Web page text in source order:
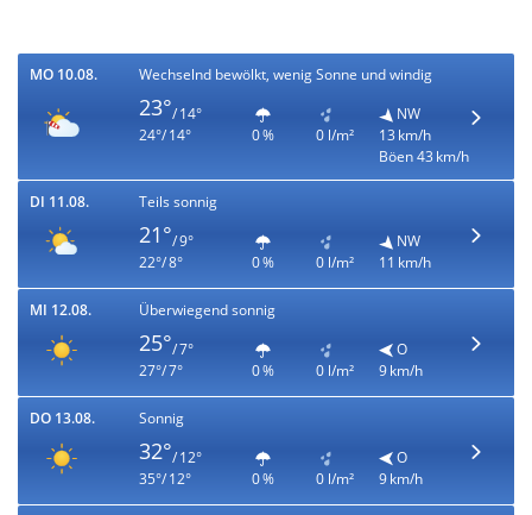
MO 10.08. Wechselnd bewölkt, wenig Sonne und windig
23°/ 14°
24°/ 14°
0 % 0 l/m²
NW
13 km/h
Böen 43 km/h
DI 11.08. Teils sonnig
21°/ 9°
22°/ 8°
0 % 0 l/m²
NW
11 km/h
MI 12.08. Überwiegend sonnig
25°/ 7°
27°/ 7°
0 % 0 l/m²
O
9 km/h
DO 13.08. Sonnig
32°/ 12°
35°/ 12°
0 % 0 l/m²
O
9 km/h